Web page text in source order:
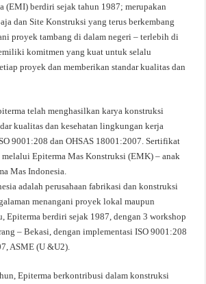
(EMI) berdiri sejak tahun 1987; merupakan
dan Site Konstruksi yang terus berkembang
proyek tambang di dalam negeri – terlebih di
komitmen yang kuat untuk selalu
proyek dan memberikan standar kualitas dan
telah menghasilkan karya konstruksi
kualitas dan kesehatan lingkungan kerja
9001:208 dan OHSAS 18001:2007. Sertifikat
melalui Epiterma Mas Konstruksi (EMK) – anak
Mas Indonesia.
adalah perusahaan fabrikasi dan konstruksi
menangani proyek lokal maupun
Epiterma berdiri sejak 1987, dengan 3 workshop
– Bekasi, dengan implementasi ISO 9001:208
ASME (U &U2).
Epiterma berkontribusi dalam konstruksi